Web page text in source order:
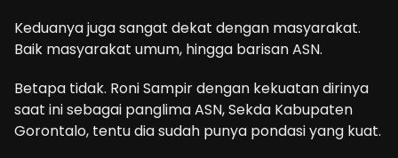
Keduanya juga sangat dekat dengan masyarakat.
Baik masyarakat umum, hingga barisan ASN.
Betapa tidak. Roni Sampir dengan kekuatan dirinya
saat ini sebagai panglima ASN, Sekda Kabupaten
Gorontalo, tentu dia sudah punya pondasi yang kuat.